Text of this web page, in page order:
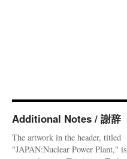
Additional Notes / 謝辞
The artwork in the header, titled
"JAPAN:Nuclear Power Plant," is